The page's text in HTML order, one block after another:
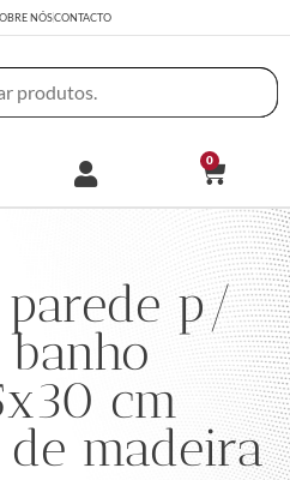
NÓSCONTACTO
0
p/
cm
madeira